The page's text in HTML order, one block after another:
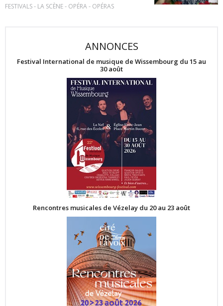
FESTIVALS- LA SCÈNE- OPÉRA- OPÉRAS
ANNONCES
Festival International de musique de Wissembourg du 15 au
30 août
Rencontres musicales de Vézelay du 20 au 23 août